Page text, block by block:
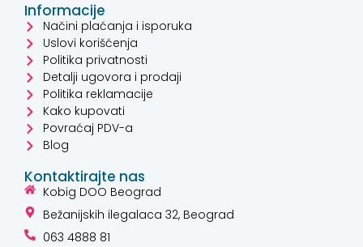
Informacije
Načini plaćanja i isporuka
Uslovi korišćenja
Politika privatnosti
Detalji ugovora i prodaji
Politika reklamacije
Kako kupovati
Povraćaj PDV-a
Blog
Kontaktirajte nas
Kobig DOO Beograd
Bežanijskih ilegalaca 32, Beograd
063 4888 81